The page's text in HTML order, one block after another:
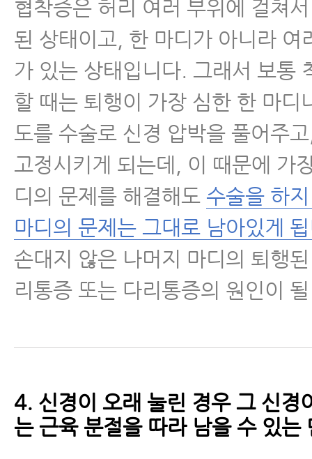
협착증은 허리 여러 부위에 걸쳐
된 상태이고, 한 마디가 아니라 여
가 있는 상태입니다. 그래서 보통
할 때는 퇴행이 가장 심한 한 마디
도를 수술로 신경 압박을 풀어주
고정시키게 되는데, 이 때문에 가
디의 문제를 해결해도 수술을 하
마디의 문제는 그대로 남아있게
손대지 않은 나머지 마디의 퇴행
리통증 또는 다리통증의 원인이
4. 신경이 오래 눌린 경우 그 신경
는 근육 분절을 따라 남을 수 있는